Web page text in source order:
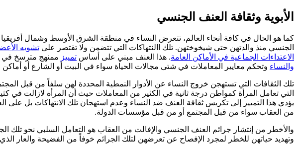
الأبوية وثقافة العنف الجنسي
كما هو الحال في كافة أنحاء العالم، تتعرض النساء في منطقة الشرق الأوسط وشمال
الجنسي منذ والدتهن حتى شيخوختهن. تلك االنتهاكات التي تتضمن ولا تقتصر على تشويه
الاعتداءات الجماعية في الأماكن العامة. هذا العنف مبني على أساس تمييز ممنهج مترسخ في
والنساء وتحكم معايير المعاملات في شتى مجالات الحياة سواء في البيت أو الشارع أو
تلك الثقافات التي تستهجن خروج النساء عن الأدوار النمطية المحددة لهن سلفاً من قبل
التي تعامل المرأة كمواطن درجة ثانية في الكثير من المعاملات حيث أن المرأة لازالت
يؤدي هذا التمييز إلى تكريس ثقافة العنف ضد النساء وعدم استهجان تلك الانتهاكات بل على
من العقاب سواء من قبل المجتمع أو من قبل مؤسسات الدولة.
والأخطر من إنتشار جرائم العنف الجنسي والإفالت من العقاب هو التعامل السلبي نحو تلك
وتهديد حياتهن للخطر لمجرد الإفصاح عن تعرضهن لتلك الجرائم خوفاً من الفضيحة والعار